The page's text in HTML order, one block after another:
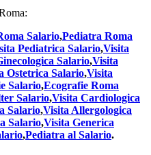
Salario,Pediatra Roma
Pediatrica Salario,Visita
Salario,Visita
Ostetrica Salario,Visita
Salario,Ecografie Roma
Salario,Visita Cardiologica
Salario,Visita Allergologica
Salario,Visita Generica
,Pediatra al Salario.